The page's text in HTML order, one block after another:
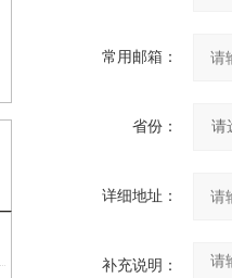
常用邮箱：
省份：
详细地址：
补充说明：